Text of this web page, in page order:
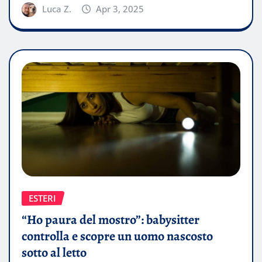
Luca Z. Apr 3, 2025
ESTERI
“Ho paura del mostro”: babysitter
controlla e scopre un uomo nascosto
sotto al letto